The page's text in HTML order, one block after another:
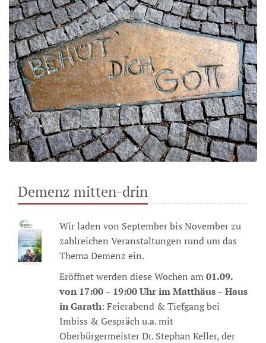
Demenz mitten-drin
Wir laden von September bis November zu
zahlreichen Veranstaltungen rund um das
Thema Demenz ein.
Eröffnet werden diese Wochen am01.09.
von 17:00 – 19:00 Uhr im Matthäus – Haus
in Garath: Feierabend & Tiefgang bei
Imbiss & Gespräch u.a. mit
Oberbürgermeister Dr. Stephan Keller, der